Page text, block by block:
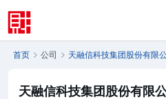
首页 公司 天融信科技集团股份有限
天融信科技集团股份有限